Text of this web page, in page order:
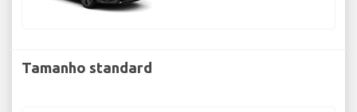
Tamanho standard